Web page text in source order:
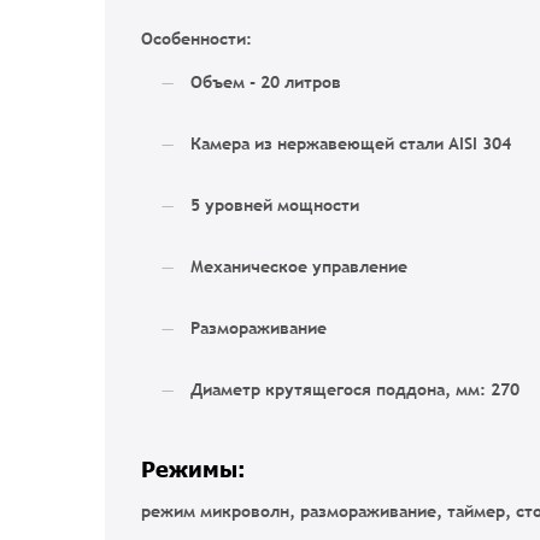
Особенности:
Объем - 20 литров
Камера из нержавеющей стали AISI 304
5 уровней мощности
Механическое управление
Размораживание
Диаметр крутящегося поддона, мм: 270
Режимы:
режим микроволн, размораживание, таймер,